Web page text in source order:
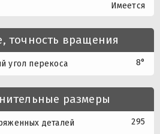
Имеется
точность вращения
угол перекоса 8°
размеры
деталей 295